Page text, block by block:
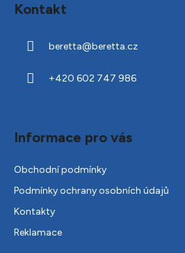
Kontakt
beretta@beretta.cz
+420 602 747 986
Informace pro vás
Obchodní podmínky
Podmínky ochrany osobních údajů
Kontakty
Reklamace